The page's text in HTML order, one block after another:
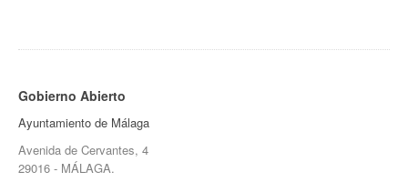
Gobierno Abierto
Ayuntamiento de Málaga
Avenida de Cervantes, 4
29016 - MÁLAGA.